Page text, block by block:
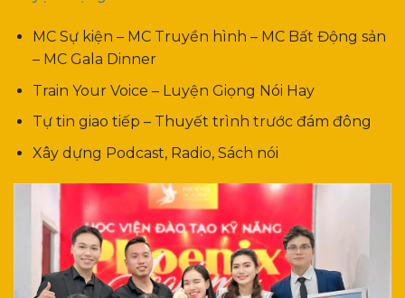
MC Sự kiện – MC Truyền hình – MC Bất Động sản
– MC Gala Dinner
Train Your Voice – Luyện Giọng Nói Hay
Tự tin giao tiếp – Thuyết trình trước đám đông
Xây dựng Podcast, Radio, Sách nói